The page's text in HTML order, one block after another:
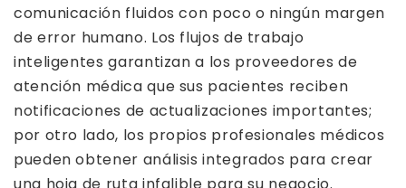
comunicación fluidos con poco o ningún margen
de error humano. Los flujos de trabajo
inteligentes garantizan a los proveedores de
atención médica que sus pacientes reciben
notificaciones de actualizaciones importantes;
por otro lado, los propios profesionales médicos
pueden obtener análisis integrados para crear
una hoja de ruta infalible para su negocio.